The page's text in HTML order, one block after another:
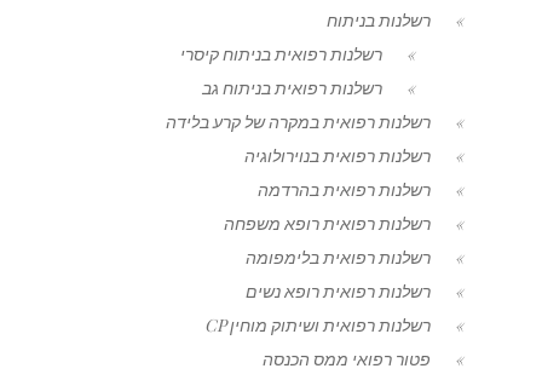
רשלנות בניתוח
רשלנות רפואית בניתוח קיסרי
רשלנות רפואית בניתוח גב
רשלנות רפואית במקרה של קרע בלידה
רשלנות רפואית בנוירולוגיה
רשלנות רפואית בהרדמה
רשלנות רפואית רופא משפחה
רשלנות רפואית בלימפומה
רשלנות רפואית רופא נשים
רשלנות רפואית ושיתוק מוחין CP
פטור רפואי ממס הכנסה